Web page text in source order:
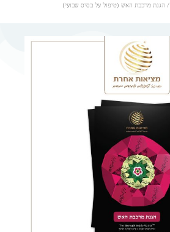
/ הגנת מרכבת האש (טיפול על בסיס שבועי)